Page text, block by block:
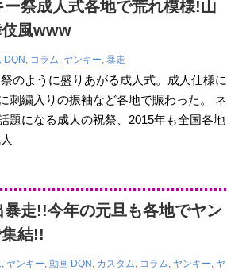
祭成人式各地で荒れ模様!山
伎風www
DQN , コラム, ヤンキー, 暴走
のように盛りあがる成人式。成人仕様に
刺繍入りの振袖など各地で賑わった。 ネ
題になる成人の祝祭、2015年も全国各地
走!!今年の元旦も各地でヤン
結!!
, ヤンキー, 動画 DQN , カスタム, コラム, ヤンキー, ヤ